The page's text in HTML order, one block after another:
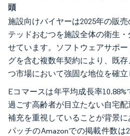
頭
施設向けバイヤーは2025年の販
テッドおむつを施設全体の衛生
せています。ソフトウェアサポ
グを含む複数年契約により、既
つ市場において強固な地位を確立
Eコマースは年平均成長率
過ごす高齢者が目立たない自宅
補充を重視していることが背景
パッチのAmazonでの掲載件数は